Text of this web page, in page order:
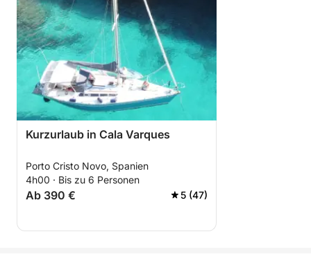
Kurzurlaub in Cala Varques
Porto Cristo Novo, Spanien
4h00 · Bis zu 6 Personen
Ab 390 € 5 (47)